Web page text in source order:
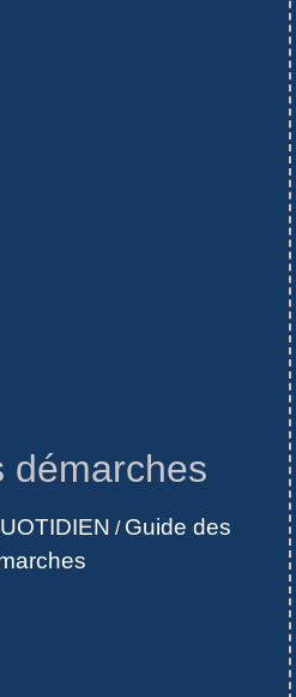
démarches
/ Guide des